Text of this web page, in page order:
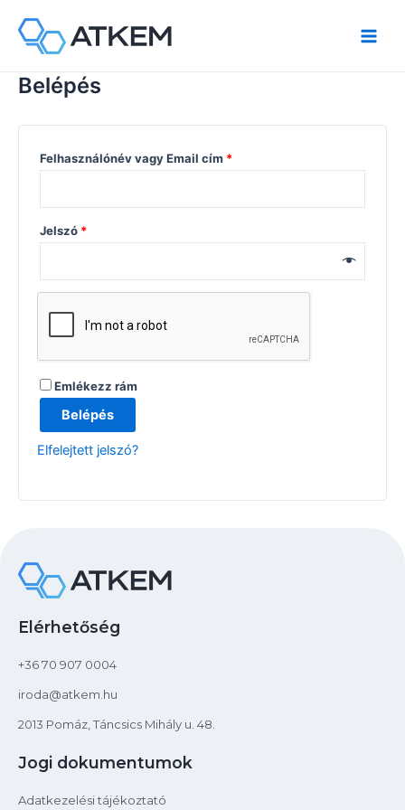
Belépés
Felhasználónév vagy Email cím *
Jelszó *
Emlékezz rám
Belépés
Elfelejtett jelszó?
Elérhetőség
+36 70 907 0004
iroda@atkem.hu
2013 Pomáz, Táncsics Mihály u. 48.
Jogi dokumentumok
Adatkezelési tájékoztató